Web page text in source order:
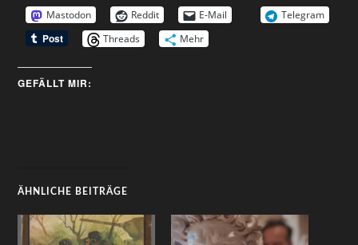
Mastodon Reddit E-Mail
Telegram
Threads
Mehr
GEFÄLLT MIR:
ÄHNLICHE BEITRÄGE